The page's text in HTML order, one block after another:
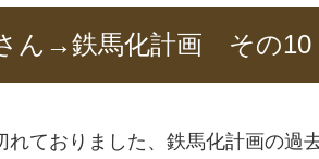
ん→鉄馬化計画 その
れておりました、鉄馬化計画の過